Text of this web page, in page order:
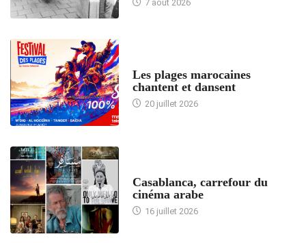
7 août 2026
Les plages marocaines
chantent et dansent
20 juillet 2026
Casablanca, carrefour du
cinéma arabe
16 juillet 2026